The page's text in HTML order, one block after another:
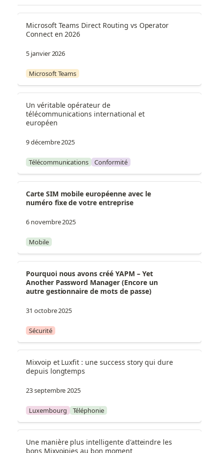
Microsoft Teams Direct Routing vs Operator
Connect en 2026
5 janvier 2026
Microsoft Teams
Un véritable opérateur de
télécommunications international et
européen
9 décembre 2025
Télécommunications Conformité
Carte SIM mobile européenne avec le
numéro fixe de votre entreprise
6 novembre 2025
Mobile
Pourquoi nous avons créé YAPM – Yet
Another Password Manager (Encore un
autre gestionnaire de mots de passe)
31 octobre 2025
Sécurité
Mixvoip et Luxfit : une success story qui dure
depuis longtemps
23 septembre 2025
Luxembourg Téléphonie
Une manière plus intelligente d'atteindre les
bons Mixvoipies au bon moment